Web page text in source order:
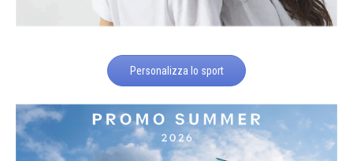
Personalizza lo sport